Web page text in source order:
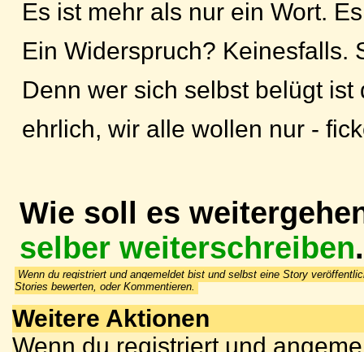
Es ist mehr als nur ein Wort.
Ein Widerspruch? Keinesfalls.
Denn wer sich selbst belügt
ehrlich, wir alle wollen nur -
Wie soll es
selber weiterschreiben.
Wenn du registriert und angemeldet bist und selbst eine Story
Stories bewerten, oder Kommentieren.
Weitere Aktionen
Wenn du registriert und